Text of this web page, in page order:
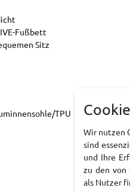
Fußbett
Sitz
TPU
Wir nutzen
sind
und Ihre
zu den von
als Nutzer